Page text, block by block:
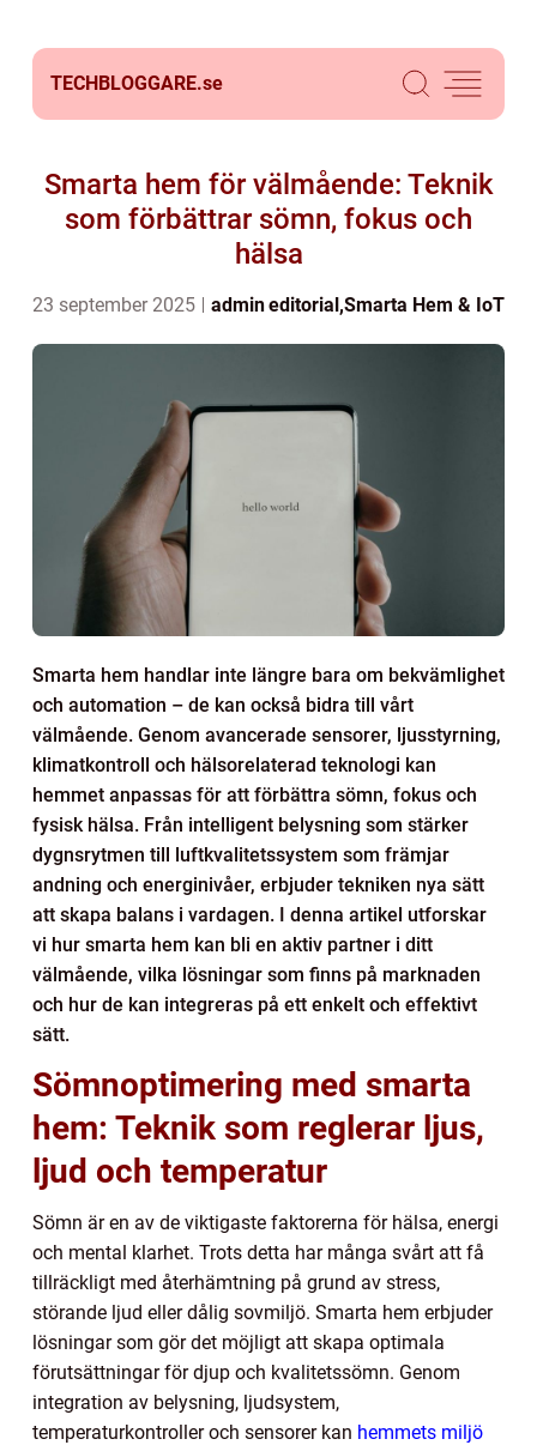
TECHBLOGGARE.se
Smarta hem för välmående: Teknik
som förbättrar sömn, fokus och
hälsa
23 september 2025 admineditorial,Smarta Hem & IoT
Smarta hem handlar inte längre bara om bekvämlighet
och automation – de kan också bidra till vårt
välmående. Genom avancerade sensorer, ljusstyrning,
klimatkontroll och hälsorelaterad teknologi kan
hemmet anpassas för att förbättra sömn, fokus och
fysisk hälsa. Från intelligent belysning som stärker
dygnsrytmen till luftkvalitetssystem som främjar
andning och energinivåer, erbjuder tekniken nya sätt
att skapa balans i vardagen. I denna artikel utforskar
vi hur smarta hem kan bli en aktiv partner i ditt
välmående, vilka lösningar som finns på marknaden
och hur de kan integreras på ett enkelt och effektivt
sätt.
Sömnoptimering med smarta
hem: Teknik som reglerar ljus,
ljud och temperatur
Sömn är en av de viktigaste faktorerna för hälsa, energi
och mental klarhet. Trots detta har många svårt att få
tillräckligt med återhämtning på grund av stress,
störande ljud eller dålig sovmiljö. Smarta hem erbjuder
lösningar som gör det möjligt att skapa optimala
förutsättningar för djup och kvalitetssömn. Genom
integration av belysning, ljudsystem,
temperaturkontroller och sensorer kan hemmets miljö